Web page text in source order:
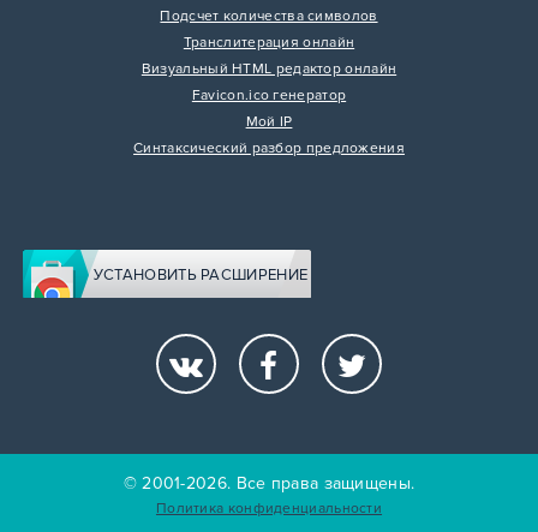
Подсчет количества символов
Транслитерация онлайн
Визуальный HTML редактор онлайн
Favicon.ico генератор
Мой IP
Синтаксический разбор предложения
УСТАНОВИТЬ РАСШИРЕНИЕ
© 2001-2026. Все права защищены.
Политика конфиденциальности